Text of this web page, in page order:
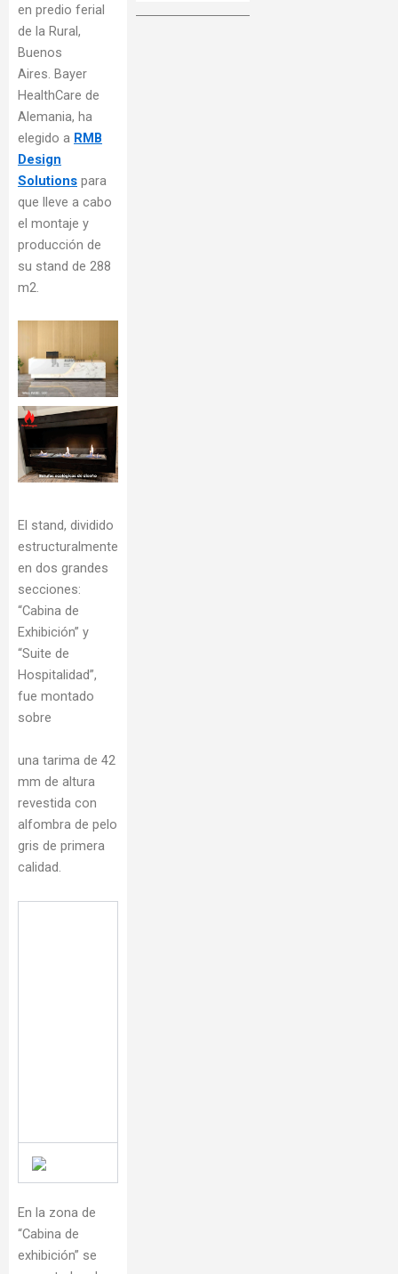
en predio ferial
de la Rural,
Buenos
Aires. Bayer
HealthCare de
Alemania, ha
elegido a RMB
Design
Solutions para
que lleve a cabo
el montaje y
producción de
su stand de 288
m2.
El stand, dividido
estructuralmente
en dos grandes
secciones:
“Cabina de
Exhibición” y
“Suite de
Hospitalidad”,
fue montado
sobre
una tarima de 42
mm de altura
revestida con
alfombra de pelo
gris de primera
calidad.
En la zona de
“Cabina de
exhibición” se